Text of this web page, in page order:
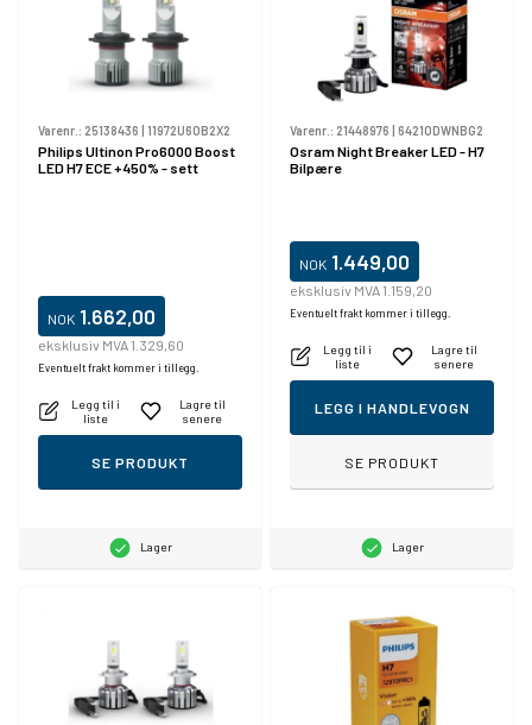
Varenr.: 25138436 | 11972U60B2X2
Philips Ultinon Pro6000 Boost
LED H7 ECE +450% - sett
NOK 1.662,00
eksklusiv MVA 1.329,60
Eventuelt frakt kommer i tillegg.
Legg til i
liste
Lagre til
senere
SE PRODUKT
Lager
Varenr.: 21448976 | 64210DWNBG2
Osram Night Breaker LED - H7
Bilpære
NOK 1.449,00
eksklusiv MVA 1.159,20
Eventuelt frakt kommer i tillegg.
Legg til i
liste
Lagre til
senere
LEGG I HANDLEVOGN
SE PRODUKT
Lager